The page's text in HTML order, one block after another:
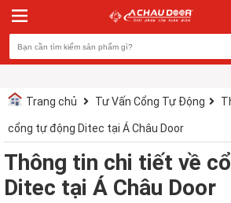
Trang chủ Tư Vấn Cổng Tự Động
cổng tự động Ditec tại Á Châu Door
Thông tin chi tiết về
Ditec tại Á Châu Door